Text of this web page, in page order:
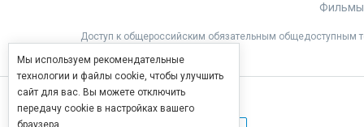
Фильмы
Доступ к общероссийским обязательным общедоступным
Мы используем рекомендательные
технологии и файлы cookie, чтобы улучшить
сайт для вас. Вы можете отключить
передачу cookie в настройках вашего
браузера